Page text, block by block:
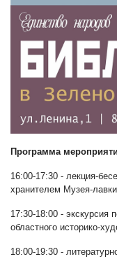
Программа
16:00-17:30 - лекция-
хранителем Музея-
17:30-18:00 - экскурсия
областного историко-
18:00-19:30 -